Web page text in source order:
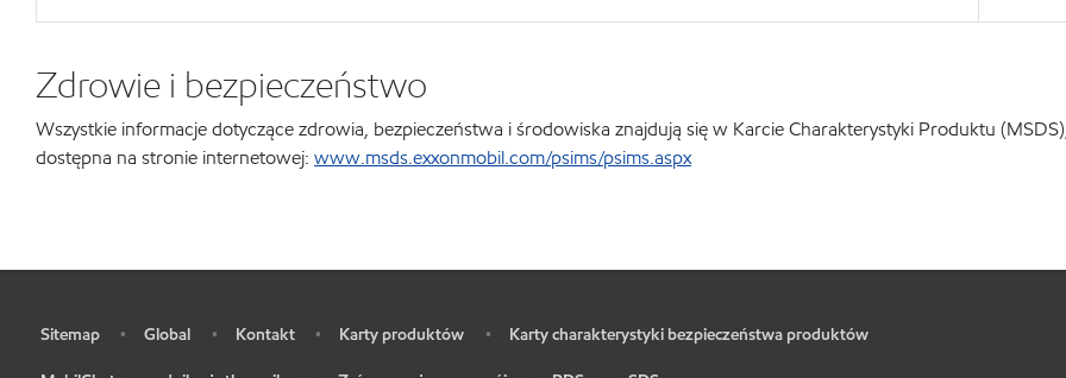
Zdrowie i bezpieczeństwo
Wszystkie informacje dotyczące zdrowia, bezpieczeństwa i środowiska znajdują się w Karcie Charakterystyki Produktu
dostępna na stronie internetowej: www.msds.exxonmobil.com/psims/psims.aspx
Sitemap • Global • Kontakt • Karty produktów • Karty charakterystyki bezpieczeństwa produktów